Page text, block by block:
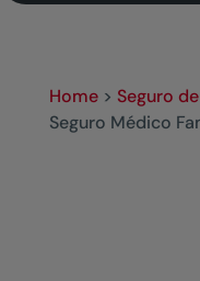
Home> Seguro
Seguro Médico